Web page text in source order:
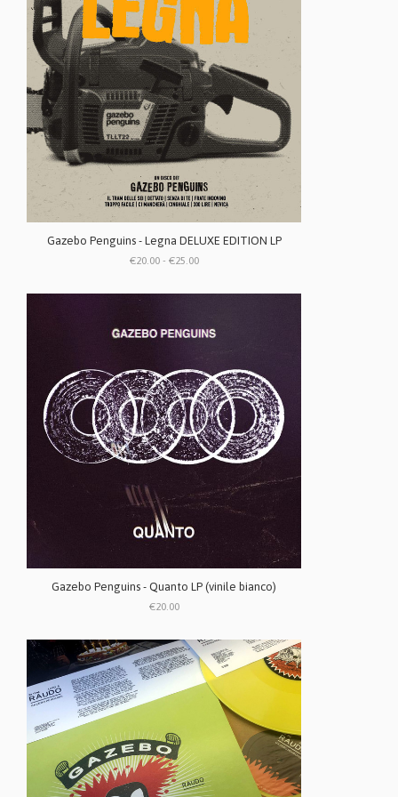
Gazebo Penguins - Legna DELUXE EDITION LP
€20.00 - €25.00
Gazebo Penguins - Quanto LP (vinile bianco)
€20.00